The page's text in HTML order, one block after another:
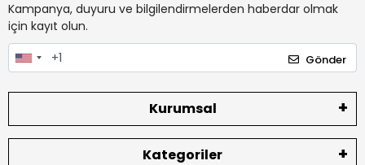
Kampanya, duyuru ve bilgilendirmelerden haberdar olmak
için kayıt olun.
Gönder
Kurumsal
Kategoriler